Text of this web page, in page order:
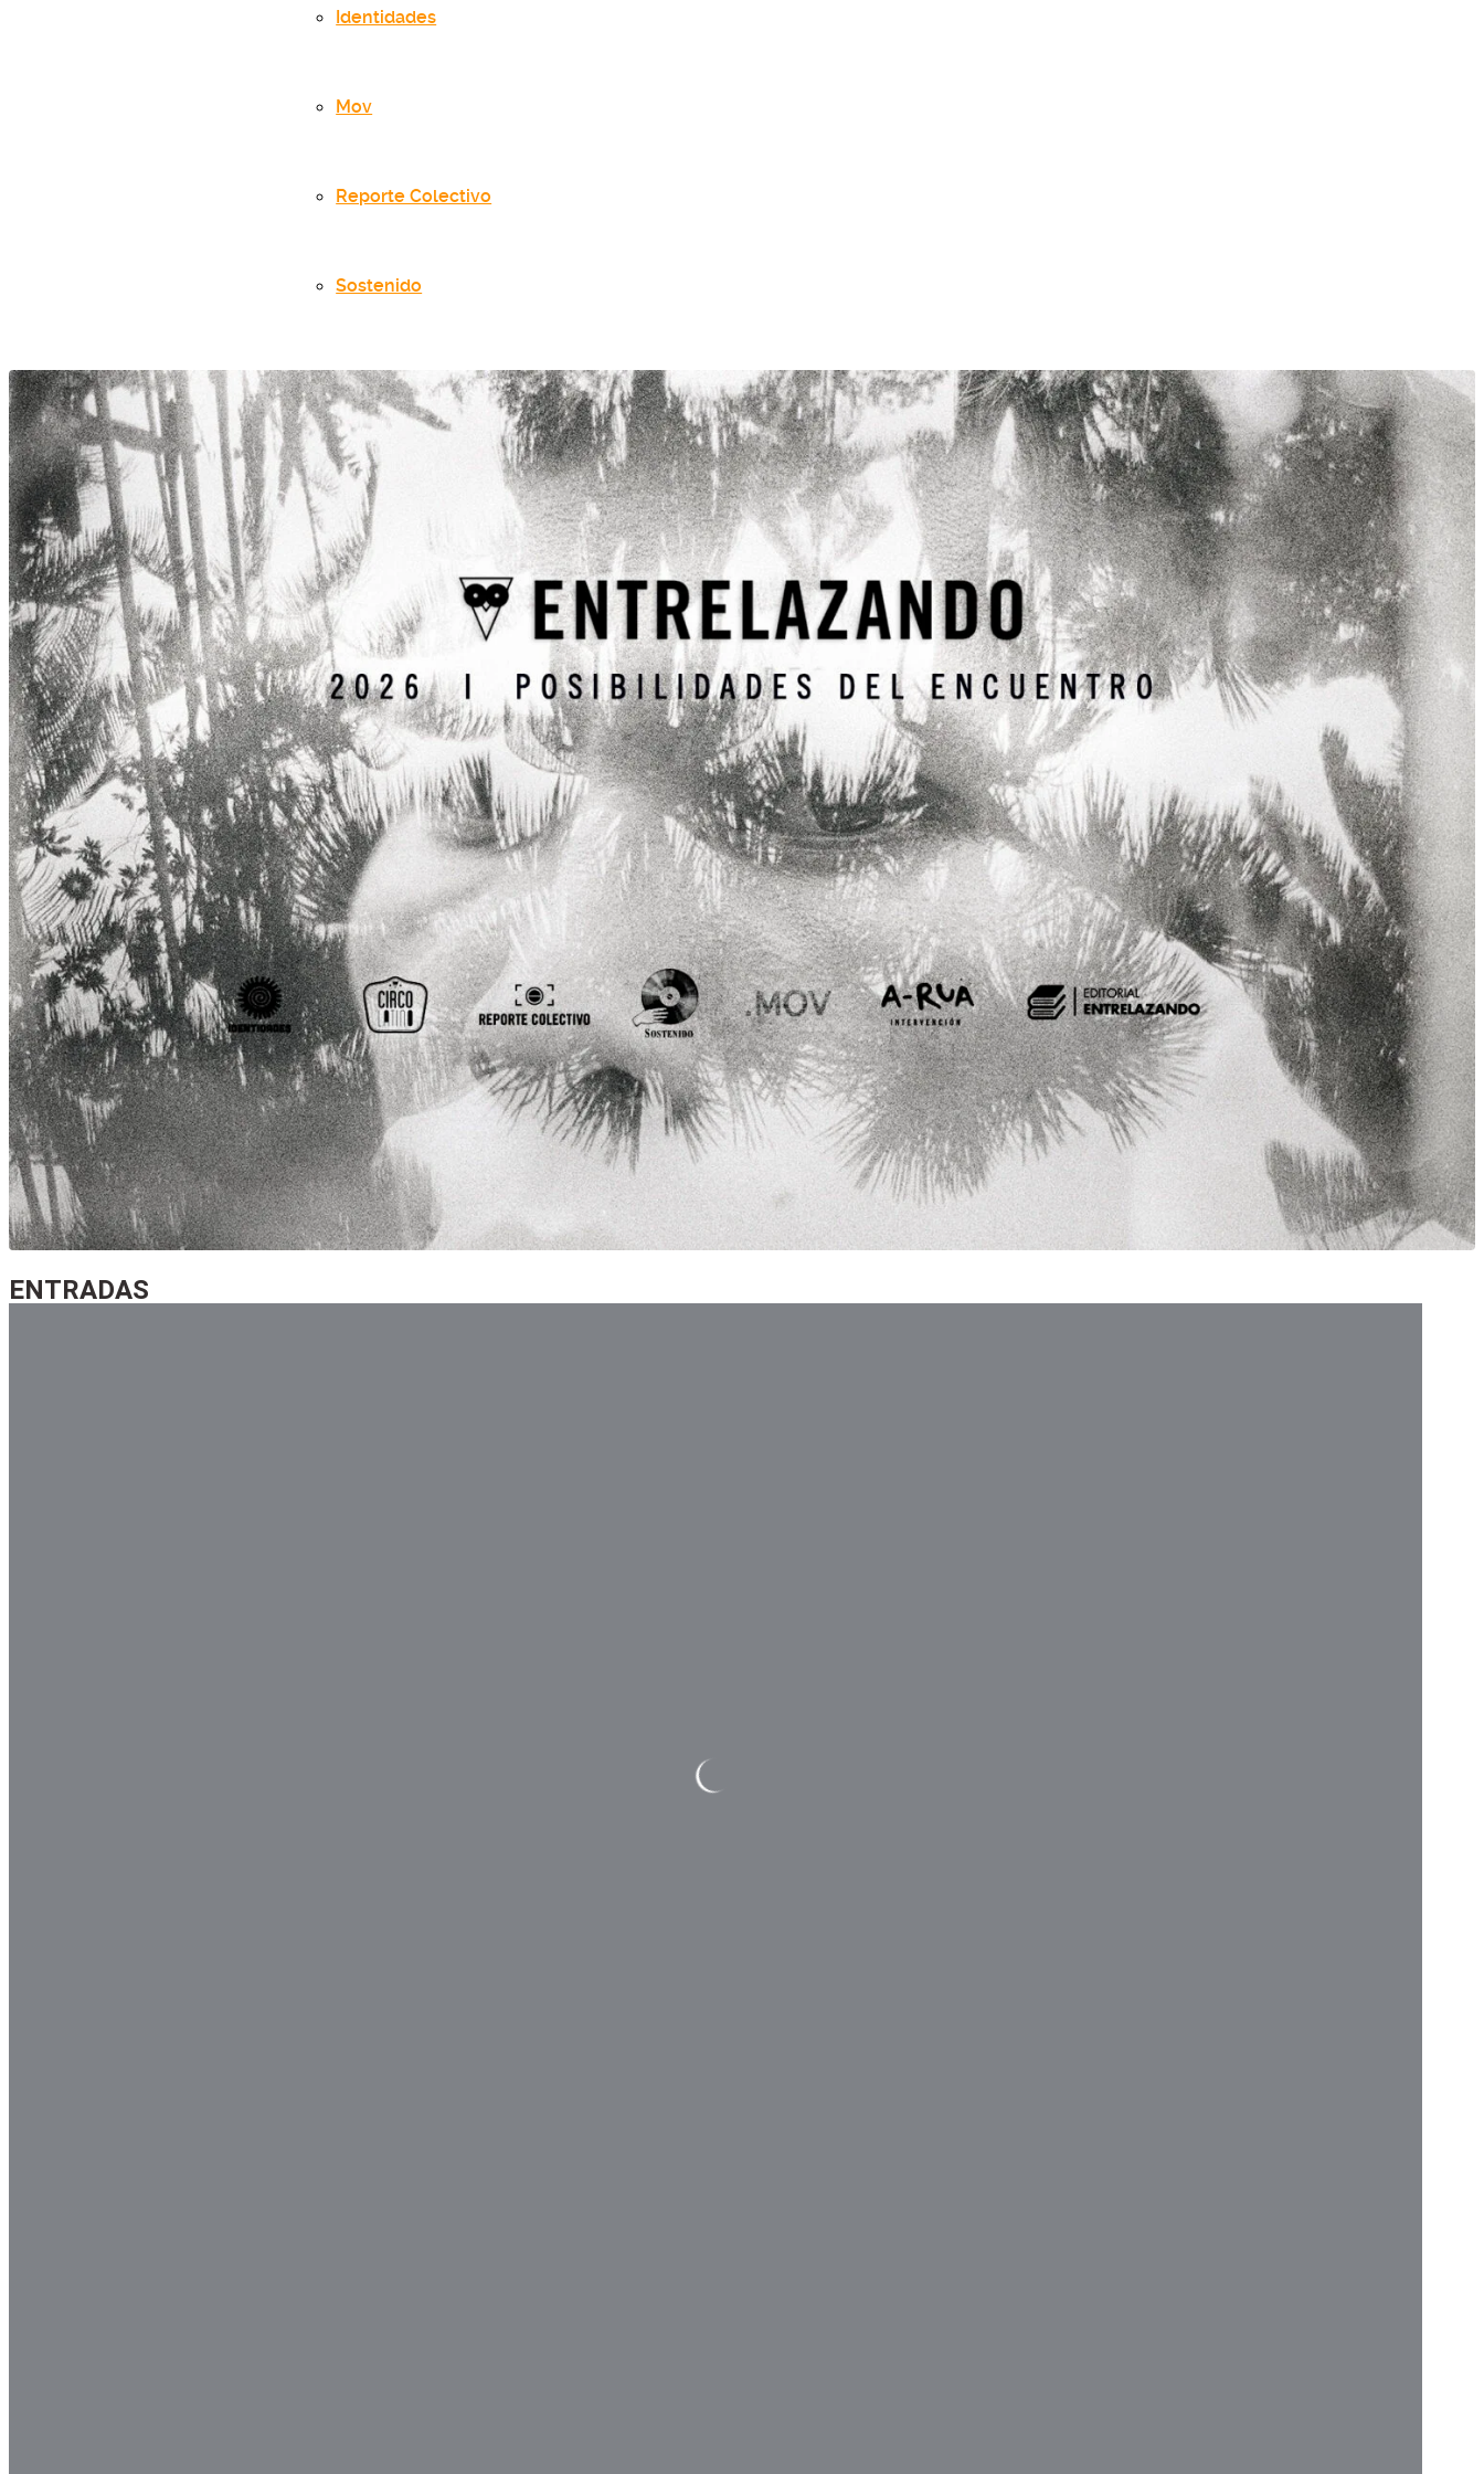
Identidades
Mov
Reporte Colectivo
Sostenido
ENTRADAS